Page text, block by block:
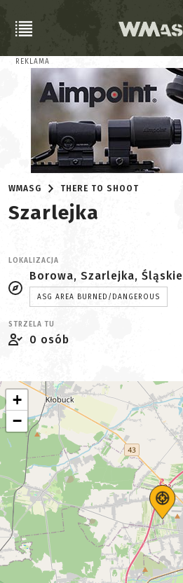
REKLAMA
WMASG THERE TO SHOOT
Szarlejka
LOKALIZACJA
Borowa, Szarlejka, Śląskie
ASG AREA BURNED/DANGEROUS
STRZELA TU
0 osób
+
−